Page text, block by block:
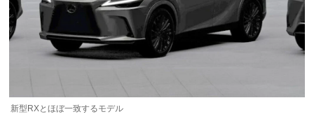
新型RXとほぼ一致するモデル